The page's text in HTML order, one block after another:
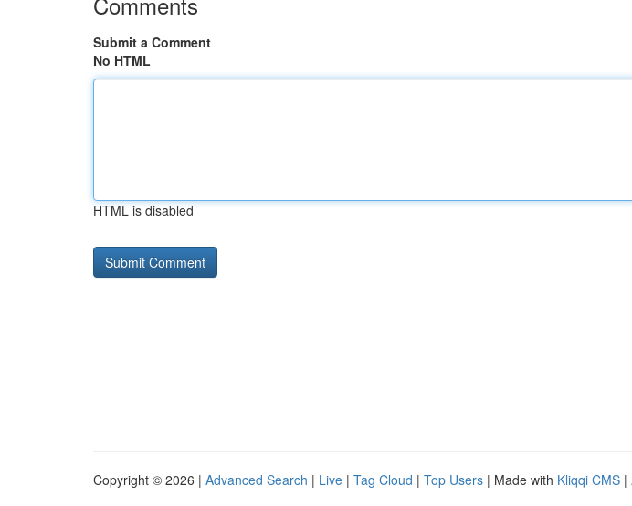
Submit a Comment
No HTML
HTML is disabled
Copyright © 2026 | Advanced Search | Live | Tag Cloud | Top Users | Made with Kliqqi CMS |